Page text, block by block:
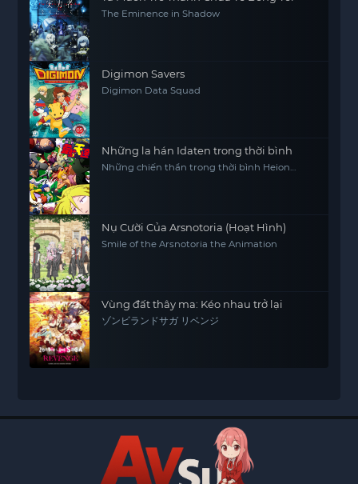
The Eminence in Shadow
Digimon Savers
Digimon Data Squad
Những la hán Idaten trong thời bình
Những chiến thần trong thời bình Heion
Nụ Cười Của Arsnotoria (Hoạt Hình)
Smile of the Arsnotoria the Animation
Vùng đất thây ma: Kéo nhau trở lại
ゾンビランドサガ リベンジ